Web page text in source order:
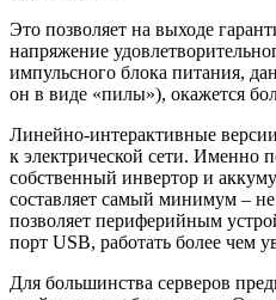
Это позволяет на выходе
напряжение
импульсного блока питания,
он в виде «пилы»), окажется
Линейно-интерактивные
к электрической сети. Именно
собственный инвертор и
составляет самый минимум –
позволяет периферийным
порт USB, работать более чем
Для большинства серверов